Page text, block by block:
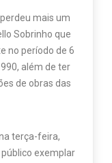
mais um
Sobrinho que
no período de 6
além de ter
de obras das
terça-feira,
público exemplar